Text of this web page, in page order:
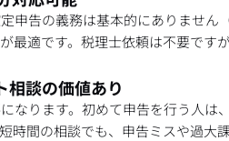
申告の義務は基本的にありませ
最適です。税理士依頼は不要です
談の価値あり
なります。初めて申告を行う人
時間の相談でも、申告ミスや過大